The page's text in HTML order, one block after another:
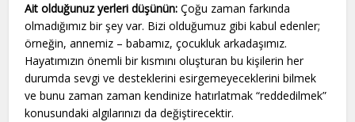
Ait olduğunuz yerleri düşünün: Çoğu zaman farkında
olmadığımız bir şey var. Bizi olduğumuz gibi kabul edenler;
örneğin, annemiz – babamız, çocukluk arkadaşımız.
Hayatımızın önemli bir kısmını oluşturan bu kişilerin her
durumda sevgi ve desteklerini esirgemeyeceklerini bilmek
ve bunu zaman zaman kendinize hatırlatmak “reddedilmek”
konusundaki algılarınızı da değiştirecektir.